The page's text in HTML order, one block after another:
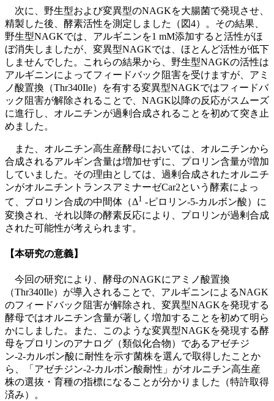
次に、野生型および変異型のNAGKを大腸菌で発現させ、
精製した後、酵素活性を測定しました（図4）。その結果、
野生型NAGKでは、アルギニンを1 mM添加すると活性がほ
ぼ消失しましたが、変異型NAGKでは、ほとんど活性が低下
しませんでした。これらの結果から、野生型NAGKの活性は
アルギニンによってフィードバック阻害を受けますが、アミ
ノ酸置換（Thr340Ile）を有する変異型NAGKではフィードバ
ック阻害が解除されることで、NAGK以降の反応がスムーズ
に進行し、オルニチンが過剰合成されることを初めて突き止
めました。
また、オルニチン高生産酵母においては、オルニチンから
合成されるアルギン含量は増加せずに、プロリン含量が増加
していました。その理由としては、過剰合成されたオルニチ
ンがオルニチントランスアミナーゼCar2という酵素によっ
て、プロリン合成の中間体（Δ1 -ピロリン-5-カルボン酸）に
変換され、それ以降の酵素反応により、プロリンが過剰合成
された可能性が考えられます。
【本研究の意義】
今回の研究により、酵母のNAGKにアミノ酸置換
（Thr340Ile）が導入されることで、アルギニンによるNAGK
のフィードバック阻害が解除され、変異型NAGKを発現する
酵母ではオルニチン含量が著しく増加することを初めて明ら
かにしました。また、このような変異型NAGKを発現する酵
母をプロリンのアナログ（類似化合物）であるアゼチジ
ン-2-カルボン酸に耐性を示す菌株を選んで取得したことか
ら、「アゼチジン-2-カルボン酸耐性」がオルニチン高生産
株の選抜・育種の指標になることが分かりました（特許取得
済み）。